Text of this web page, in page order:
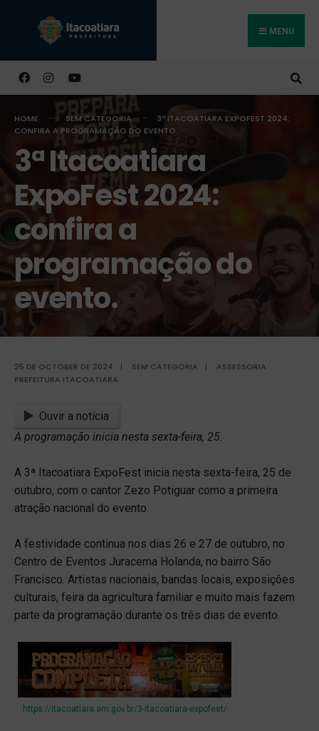
MENU
HOME SEM CATEGORIA
3ª ITACOATIARA EXPOFEST 2024:
CONFIRA A PROGRAMAÇÃO DO EVENTO.
3ª Itacoatiara
ExpoFest 2024:
confira a
programação do
evento.
25 DE OCTOBER DE 2024 | SEM CATEGORIA |
ASSESSORIA
PREFEITURA ITACOATIARA
Ouvir a notícia
A programação inicia nesta sexta-feira, 25.
A 3ª Itacoatiara ExpoFest inicia nesta sexta-feira, 25 de
outubro, com o cantor Zezo Potiguar como a primeira
atração nacional do evento.
A festividade continua nos dias 26 e 27 de outubro, no
Centro de Eventos Juracema Holanda, no bairro São
Francisco. Artistas nacionais, bandas locais, exposições
culturais, feira da agricultura familiar e muito mais fazem
parte da programação durante os três dias de evento.
https://itacoatiara.am.gov.br/3-itacoatiara-expofest/
Buscar